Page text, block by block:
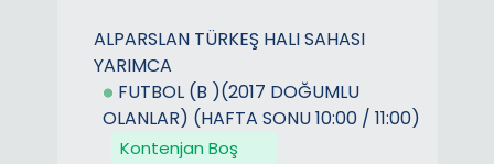
ALPARSLAN TÜRKEŞ HALI SAHASI
YARIMCA
FUTBOL (B )(2017 DOĞUMLU
OLANLAR) (HAFTA SONU 10:00 / 11:00)
Kontenjan Boş